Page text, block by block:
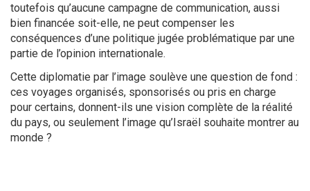
toutefois qu’aucune campagne de communication, aussi
bien financée soit-elle, ne peut compenser les
conséquences d’une politique jugée problématique par une
partie de l’opinion internationale.
Cette diplomatie par l’image soulève une question de fond :
ces voyages organisés, sponsorisés ou pris en charge
pour certains, donnent-ils une vision complète de la réalité
du pays, ou seulement l’image qu’Israël souhaite montrer au
monde ?